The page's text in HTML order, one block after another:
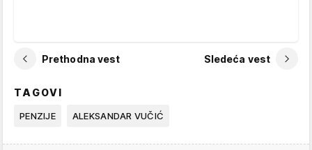
Prethodna vest Sledeća vest
TAGOVI
PENZIJE ALEKSANDAR VUČIĆ